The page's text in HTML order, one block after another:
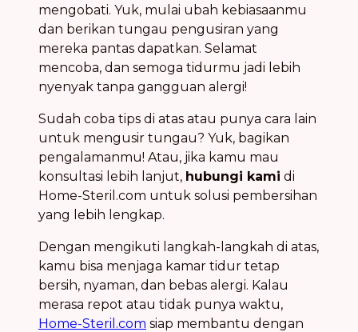
mengobati. Yuk, mulai ubah kebiasaanmu
dan berikan tungau pengusiran yang
mereka pantas dapatkan. Selamat
mencoba, dan semoga tidurmu jadi lebih
nyenyak tanpa gangguan alergi!
Sudah coba tips di atas atau punya cara lain
untuk mengusir tungau? Yuk, bagikan
pengalamanmu! Atau, jika kamu mau
konsultasi lebih lanjut, hubungi kami di
Home-Steril.com untuk solusi pembersihan
yang lebih lengkap.
Dengan mengikuti langkah-langkah di atas,
kamu bisa menjaga kamar tidur tetap
bersih, nyaman, dan bebas alergi. Kalau
merasa repot atau tidak punya waktu,
Home-Steril.com siap membantu dengan